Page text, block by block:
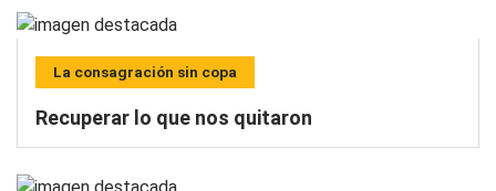
La consagración sin copa
Recuperar lo que nos quitaron